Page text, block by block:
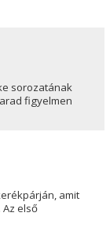
sorozatának
figyelmen
amit
első